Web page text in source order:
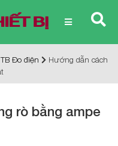
TB Đo điện
Hướng dẫn cách
rò bằng ampe